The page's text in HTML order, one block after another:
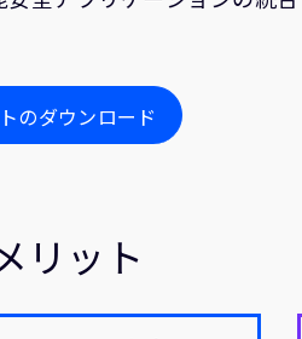
のダウンロード
リット